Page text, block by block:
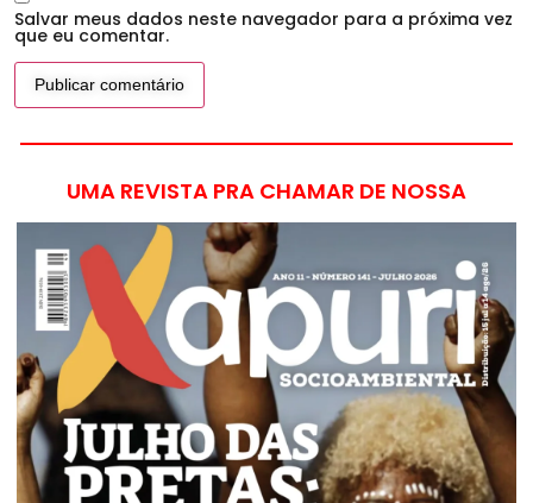
Salvar meus dados neste navegador para a próxima vez
que eu comentar.
UMA REVISTA PRA CHAMAR DE NOSSA